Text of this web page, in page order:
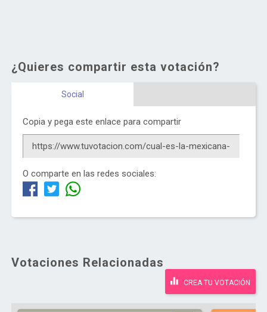
¿Quieres compartir esta votación?
Social
Copia y pega este enlace para compartir
O comparte en las redes sociales:
Votaciones Relacionadas
CREA TU VOTACIÓN